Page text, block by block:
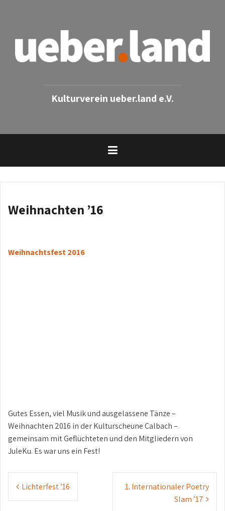
Kulturverein ueber.land e.V.
Weihnachten ’16
Weihnachtsfest 2016
Gutes Essen, viel Musik und ausgelassene Tänze –
Weihnachten 2016 in der Kulturscheune Calbach –
gemeinsam mit Geflüchteten und den Mitgliedern von
JuleKu. Es war uns ein Fest!
Beitrags-
Lichterfest ’16
1. Internationaler Poetry
Slam ’17